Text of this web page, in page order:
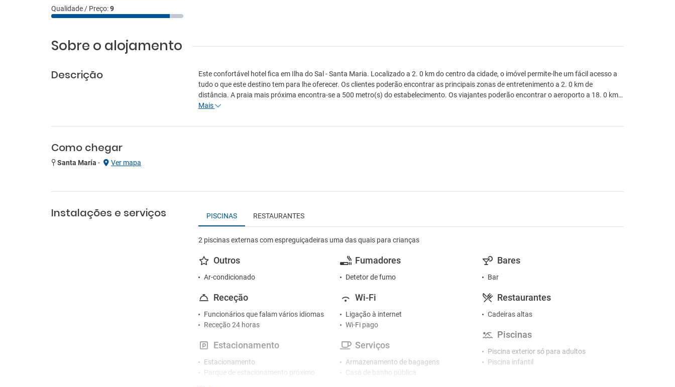
Qualidade / Preço:9
Sobre o alojamento
Descrição
Este confortável hotel fica em Ilha do Sal - Santa Maria. Localizado a 2. 0 km do centro da cidade, o imóvel permite-lhe um fácil acesso a
tudo o que este destino tem para lhe oferecer. Os clientes poderão encontrar as principais zonas de entretenimento a 2. 0 km de
distância. A praia mais próxima encontra-se a 500 metro(s) do estabelecimento. Os viajantes poderão encontrar o aeroporto a 18. 0 km…
Mais
Como chegar
Santa María - Ver mapa
Instalações e serviços PISCINAS RESTAURANTES
2 piscinas externas com espreguiçadeiras uma das quais para crianças
Outros
Ar-condicionado
Receção
Funcionários que falam vários idiomas
Receção 24 horas
Estacionamento
Estacionamento
Parque de estacionamento próximo
Fumadores
Detetor de fumo
Wi-Fi
Ligação à internet
Wi-Fi pago
Serviços
Armazenamento de bagagens
Casa de banho pública
Bares
Bar
Restaurantes
Cadeiras altas
Piscinas
Piscina exterior só para adultos
Piscina infantil